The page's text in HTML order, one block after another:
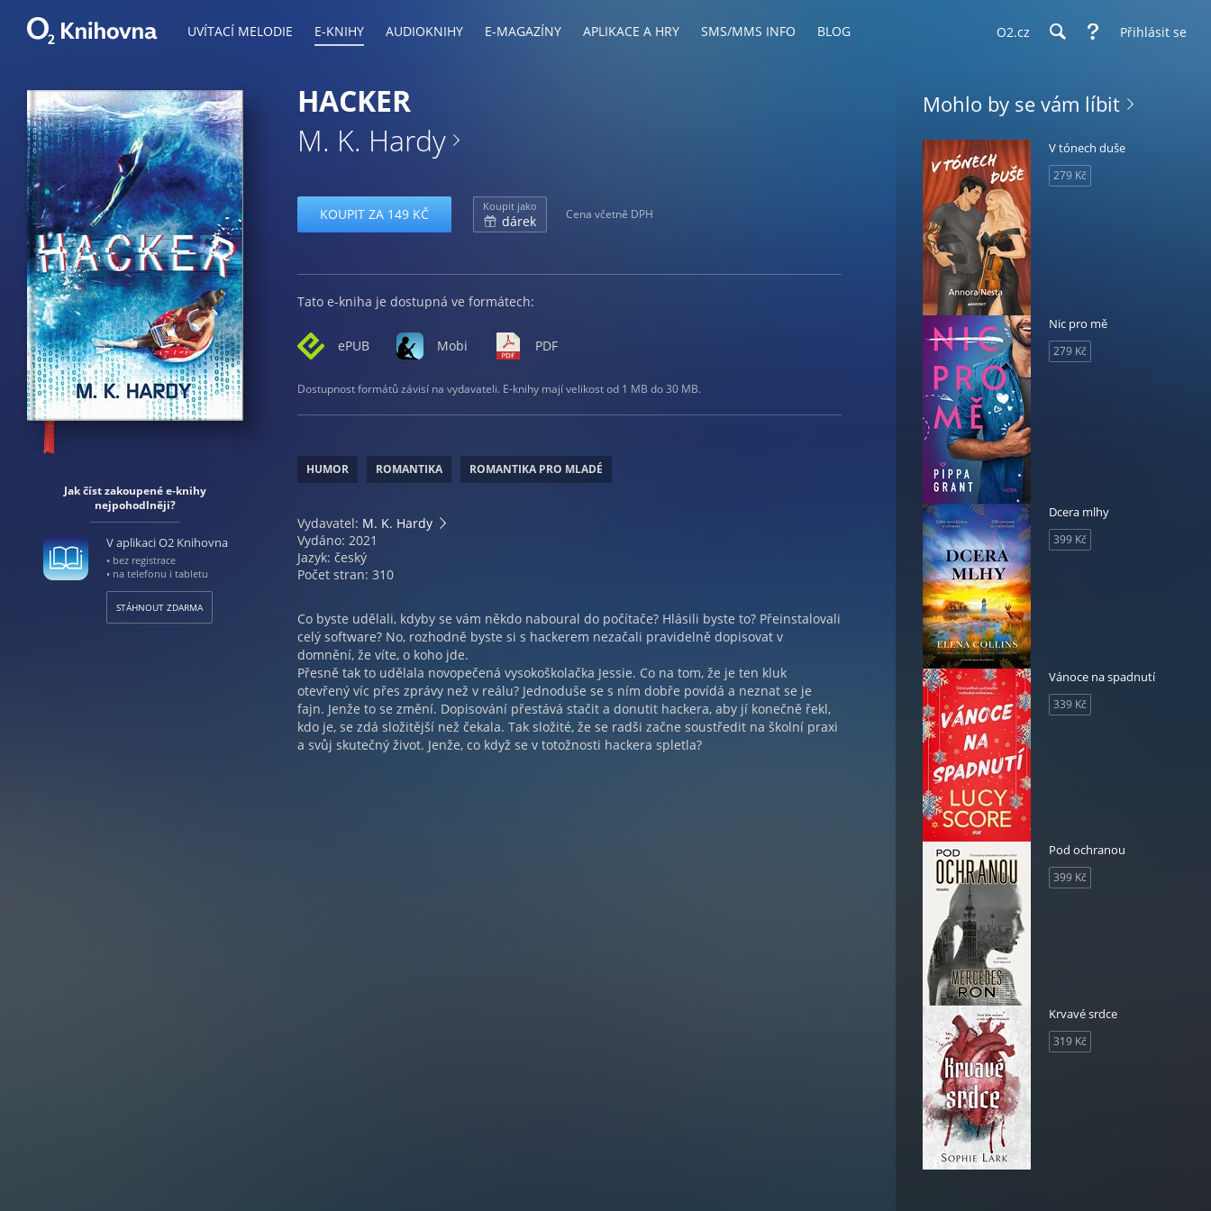
UVÍTACÍ MELODIE E-KNIHY AUDIOKNIHY E-MAGAZÍNY APLIKACE A HRY SMS/MMS INFO BLOG O2.cz Přihlásit se
Jak číst zakoupené e-knihy
nejpohodlněji?
V aplikaci O2 Knihovna
• bez registrace
• na telefonu i tabletu
STÁHNOUT ZDARMA
HACKER
M. K. Hardy
KOUPIT ZA 149 KČ Koupit jako
dárek Cena včetně DPH
Tato e-kniha je dostupná ve formátech:
ePUB Mobi PDF
Dostupnost formátů závisí na vydavateli. E-knihy mají velikost od 1 MB do 30 MB.
HUMOR ROMANTIKA ROMANTIKA PRO MLADÉ
Vydavatel: M. K. Hardy
Vydáno: 2021
Jazyk: český
Počet stran: 310
Co byste udělali, kdyby se vám někdo naboural do počítače? Hlásili byste to? Přeinstalovali
celý software? No, rozhodně byste si s hackerem nezačali pravidelně dopisovat v
domnění, že víte, o koho jde.
Přesně tak to udělala novopečená vysokoškolačka Jessie. Co na tom, že je ten kluk
otevřený víc přes zprávy než v reálu? Jednoduše se s ním dobře povídá a neznat se je
fajn. Jenže to se změní. Dopisování přestává stačit a donutit hackera, aby jí konečně řekl,
kdo je, se zdá složitější než čekala. Tak složité, že se radši začne soustředit na školní praxi
a svůj skutečný život. Jenže, co když se v totožnosti hackera spletla?
Mohlo by se vám líbit
V tónech duše
279 Kč
Nic pro mě
279 Kč
Dcera mlhy
399 Kč
Vánoce na spadnutí
339 Kč
Pod ochranou
399 Kč
Krvavé srdce
319 Kč